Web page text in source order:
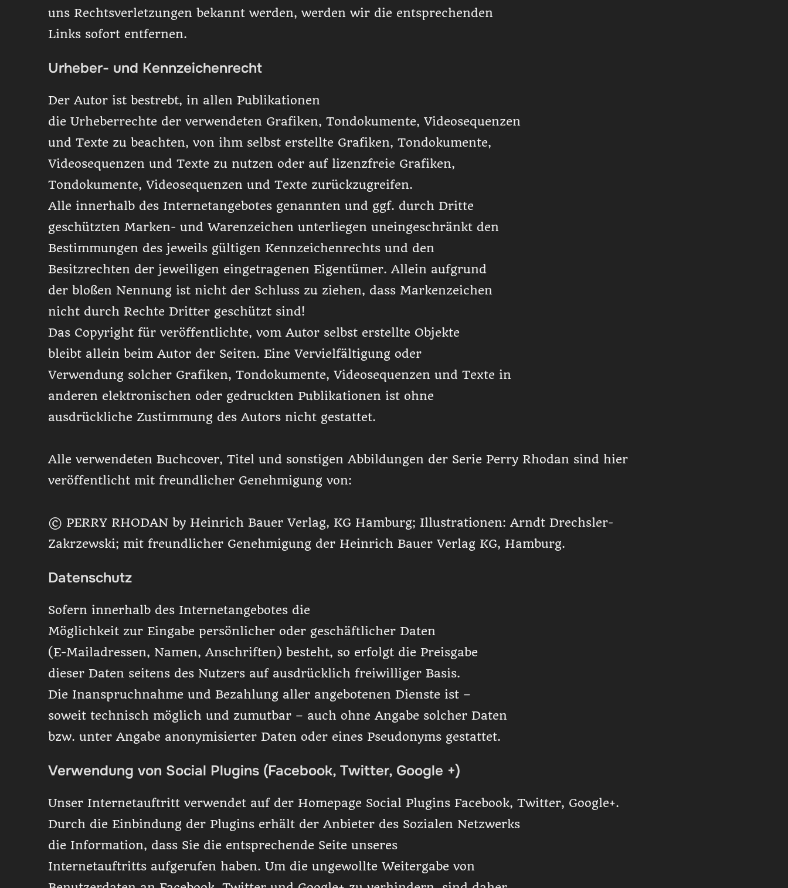
uns Rechtsverletzungen bekannt werden, werden wir die entsprechenden
Links sofort entfernen.
Urheber- und Kennzeichenrecht
Der Autor ist bestrebt, in allen Publikationen
die Urheberrechte der verwendeten Grafiken, Tondokumente, Videosequenzen
und Texte zu beachten, von ihm selbst erstellte Grafiken, Tondokumente,
Videosequenzen und Texte zu nutzen oder auf lizenzfreie Grafiken,
Tondokumente, Videosequenzen und Texte zurückzugreifen.
Alle innerhalb des Internetangebotes genannten und ggf. durch Dritte
geschützten Marken- und Warenzeichen unterliegen uneingeschränkt den
Bestimmungen des jeweils gültigen Kennzeichenrechts und den
Besitzrechten der jeweiligen eingetragenen Eigentümer. Allein aufgrund
der bloßen Nennung ist nicht der Schluss zu ziehen, dass Markenzeichen
nicht durch Rechte Dritter geschützt sind!
Das Copyright für veröffentlichte, vom Autor selbst erstellte Objekte
bleibt allein beim Autor der Seiten. Eine Vervielfältigung oder
Verwendung solcher Grafiken, Tondokumente, Videosequenzen und Texte in
anderen elektronischen oder gedruckten Publikationen ist ohne
ausdrückliche Zustimmung des Autors nicht gestattet.
Alle verwendeten Buchcover, Titel und sonstigen Abbildungen der Serie Perry Rhodan sind hier
veröffentlicht mit freundlicher Genehmigung von:
© PERRY RHODAN by Heinrich Bauer Verlag, KG Hamburg; Illustrationen: Arndt Drechsler-
Zakrzewski; mit freundlicher Genehmigung der Heinrich Bauer Verlag KG, Hamburg.
Datenschutz
Sofern innerhalb des Internetangebotes die
Möglichkeit zur Eingabe persönlicher oder geschäftlicher Daten
(E-Mailadressen, Namen, Anschriften) besteht, so erfolgt die Preisgabe
dieser Daten seitens des Nutzers auf ausdrücklich freiwilliger Basis.
Die Inanspruchnahme und Bezahlung aller angebotenen Dienste ist –
soweit technisch möglich und zumutbar – auch ohne Angabe solcher Daten
bzw. unter Angabe anonymisierter Daten oder eines Pseudonyms gestattet.
Verwendung von Social Plugins (Facebook, Twitter, Google +)
Unser Internetauftritt verwendet auf der Homepage Social Plugins Facebook, Twitter, Google+.
Durch die Einbindung der Plugins erhält der Anbieter des Sozialen Netzwerks
die Information, dass Sie die entsprechende Seite unseres
Internetauftritts aufgerufen haben. Um die ungewollte Weitergabe von